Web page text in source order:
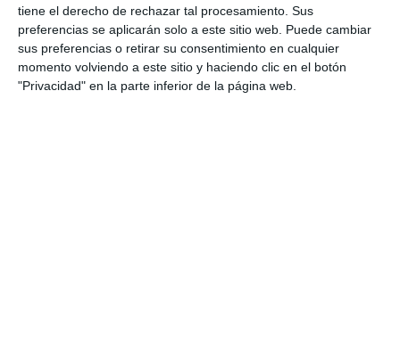
tiene el derecho de rechazar tal procesamiento. Sus
preferencias se aplicarán solo a este sitio web. Puede cambiar
sus preferencias o retirar su consentimiento en cualquier
momento volviendo a este sitio y haciendo clic en el botón
"Privacidad" en la parte inferior de la página web.